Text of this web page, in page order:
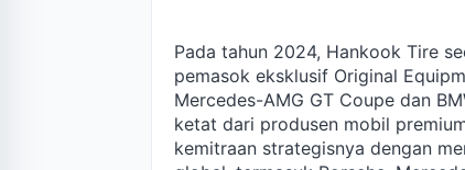
Pada tahun 2024, Hankook Tire
pemasok eksklusif Original
Mercedes-AMG GT Coupe dan
ketat dari produsen mobil
kemitraan strategisnya dengan